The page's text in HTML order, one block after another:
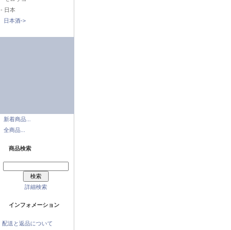
- 日本
日本酒->
新着商品...
全商品...
商品検索
詳細検索
インフォメーション
配送と返品について